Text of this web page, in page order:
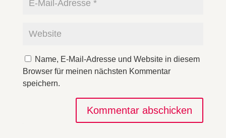
Name, E-Mail-Adresse und Website in diesem
Browser für meinen nächsten Kommentar
speichern.
Kommentar abschicken